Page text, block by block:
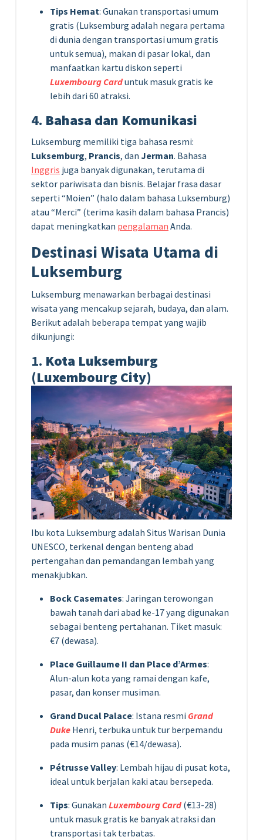
Tips Hemat: Gunakan transportasi umum
gratis (Luksemburg adalah negara pertama
di dunia dengan transportasi umum gratis
untuk semua), makan di pasar lokal, dan
manfaatkan kartu diskon seperti
Luxembourg Carduntuk masuk gratis ke
lebih dari 60 atraksi.
4. Bahasa dan Komunikasi
Luksemburg memiliki tiga bahasa resmi:
Luksemburg, Prancis, dan Jerman. Bahasa
Inggris juga banyak digunakan, terutama di
sektor pariwisata dan bisnis. Belajar frasa dasar
seperti “Moien” (halo dalam bahasa Luksemburg)
atau “Merci” (terima kasih dalam bahasa Prancis)
dapat meningkatkan pengalaman Anda.
Destinasi Wisata Utama di
Luksemburg
Luksemburg menawarkan berbagai destinasi
wisata yang mencakup sejarah, budaya, dan alam.
Berikut adalah beberapa tempat yang wajib
dikunjungi:
1. Kota Luksemburg
(Luxembourg City)
Ibu kota Luksemburg adalah Situs Warisan Dunia
UNESCO, terkenal dengan benteng abad
pertengahan dan pemandangan lembah yang
menakjubkan.
Bock Casemates: Jaringan terowongan
bawah tanah dari abad ke-17 yang digunakan
sebagai benteng pertahanan. Tiket masuk:
€7 (dewasa).
Place Guillaume II dan Place d’Armes:
Alun-alun kota yang ramai dengan kafe,
pasar, dan konser musiman.
Grand Ducal Palace: Istana resmi Grand
Duke Henri, terbuka untuk tur berpemandu
pada musim panas (€14/dewasa).
Pétrusse Valley: Lembah hijau di pusat kota,
ideal untuk berjalan kaki atau bersepeda.
Tips: Gunakan Luxembourg Card(€13-28)
untuk masuk gratis ke banyak atraksi dan
transportasi tak terbatas.